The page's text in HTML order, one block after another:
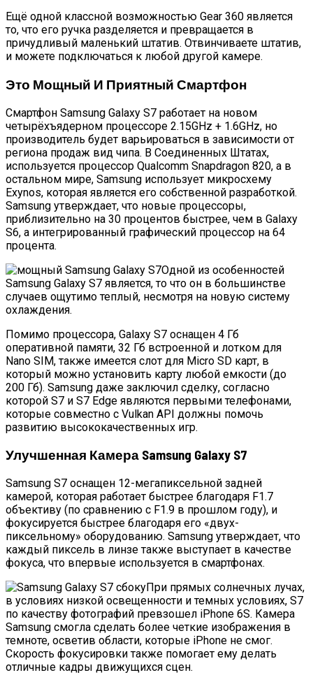
Ещё одной классной возможностью Gear 360 является
то, что его ручка разделяется и превращается в
причудливый маленький штатив. Отвинчиваете штатив,
и можете подключаться к любой другой камере.
Это Мощный И Приятный Смартфон
Смартфон Samsung Galaxy S7 работает на новом
четырёхъядерном процессоре 2.15GHz + 1.6GHz, но
производитель будет варьироваться в зависимости от
региона продаж вид чипа. В Соединенных Штатах,
используется процессор Qualcomm Snapdragon 820, а в
остальном мире, Samsung использует микросхему
Exynos, которая является его собственной разработкой.
Samsung утверждает, что новые процессоры,
приблизительно на 30 процентов быстрее, чем в Galaxy
S6, а интегрированный графический процессор на 64
процента.
Одной из особенностей
Samsung Galaxy S7 является, то что он в большинстве
случаев ощутимо теплый, несмотря на новую систему
охлаждения.
Помимо процессора, Galaxy S7 оснащен 4 Гб
оперативной памяти, 32 Гб встроенной и лотком для
Nano SIM, также имеется слот для Micro SD карт, в
который можно установить карту любой емкости (до
200 Гб). Samsung даже заключил сделку, согласно
которой S7 и S7 Edge являются первыми телефонами,
которые совместно с Vulkan API должны помочь
развитию высококачественных игр.
Улучшенная Камера Samsung Galaxy S7
Samsung S7 оснащен 12-мегапиксельной задней
камерой, которая работает быстрее благодаря F1.7
объективу (по сравнению с F1.9 в прошлом году), и
фокусируется быстрее благодаря его «двух-
пиксельному» оборудованию. Samsung утверждает, что
каждый пиксель в линзе также выступает в качестве
фокуса, что впервые используется в смартфонах.
При прямых солнечных лучах,
в условиях низкой освещенности и темных условиях, S7
по качеству фотографий превзошел iPhone 6S. Камера
Samsung смогла сделать более четкие изображения в
темноте, осветив области, которые iPhone не смог.
Скорость фокусировки также помогает ему делать
отличные кадры движущихся сцен.